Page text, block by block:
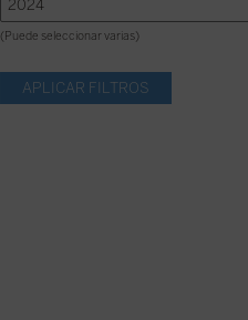
(Puede seleccionar varias)